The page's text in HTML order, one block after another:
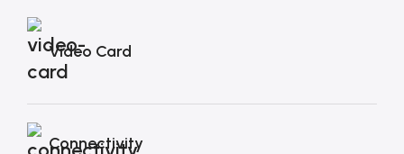
Video Card
Connectivity